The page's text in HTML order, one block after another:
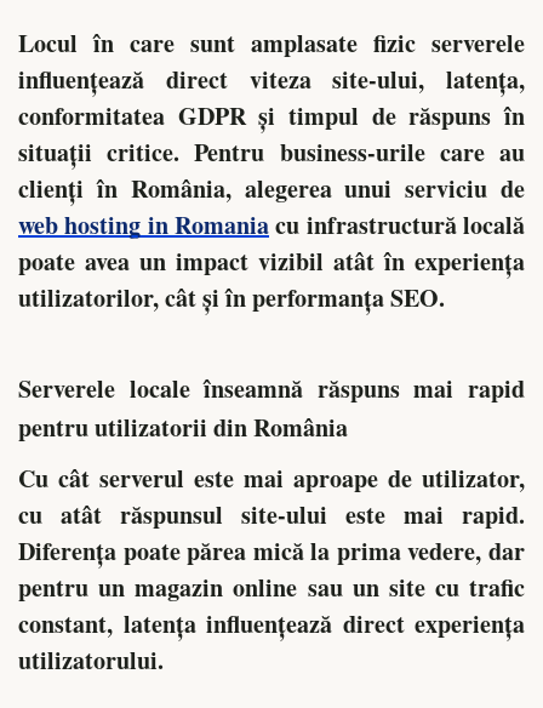
Locul în care sunt amplasate fizic serverele
influențează direct viteza site-ului, latența,
conformitatea GDPR și timpul de răspuns în
situații critice. Pentru business-urile care au
clienți în România, alegerea unui serviciu de
web hosting in Romaniacu infrastructură locală
poate avea un impact vizibil atât în experiența
utilizatorilor, cât și în performanța SEO.
Serverele locale înseamnă răspuns mai rapid
pentru utilizatorii din România
Cu cât serverul este mai aproape de utilizator,
cu atât răspunsul site-ului este mai rapid.
Diferența poate părea mică la prima vedere, dar
pentru un magazin online sau un site cu trafic
constant, latența influențează direct experiența
utilizatorului.